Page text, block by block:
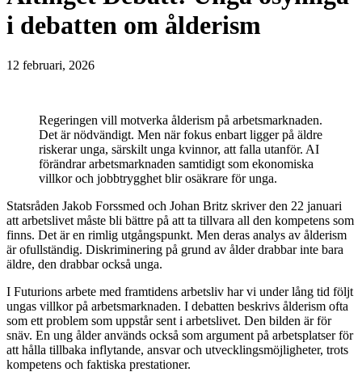
i debatten om ålderism
12 februari, 2026
Regeringen vill motverka ålderism på arbetsmarknaden.
Det är nödvändigt. Men när fokus enbart ligger på äldre
riskerar unga, särskilt unga kvinnor, att falla utanför. AI
förändrar arbetsmarknaden samtidigt som ekonomiska
villkor och jobbtrygghet blir osäkrare för unga.
Statsråden Jakob Forssmed och Johan Britz skriver den 22 januari
att arbetslivet måste bli bättre på att ta tillvara all den kompetens som
finns. Det är en rimlig utgångspunkt. Men deras analys av ålderism
är ofullständig. Diskriminering på grund av ålder drabbar inte bara
äldre, den drabbar också unga.
I Futurions arbete med framtidens arbetsliv har vi under lång tid följt
ungas villkor på arbetsmarknaden. I debatten beskrivs ålderism ofta
som ett problem som uppstår sent i arbetslivet. Den bilden är för
snäv. En ung ålder används också som argument på arbetsplatser för
att hålla tillbaka inflytande, ansvar och utvecklingsmöjligheter, trots
kompetens och faktiska prestationer.